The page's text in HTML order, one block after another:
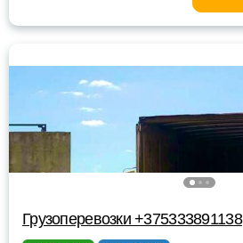
Грузоперевозки +375333891138